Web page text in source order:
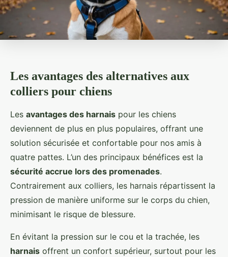
Les avantages des alternatives aux
colliers pour chiens
Les avantages des harnais pour les chiens
deviennent de plus en plus populaires, offrant une
solution sécurisée et confortable pour nos amis à
quatre pattes. L’un des principaux bénéfices est la
sécurité accrue lors des promenades.
Contrairement aux colliers, les harnais répartissent la
pression de manière uniforme sur le corps du chien,
minimisant le risque de blessure.
En évitant la pression sur le cou et la trachée, les
harnais offrent un confort supérieur, surtout pour les